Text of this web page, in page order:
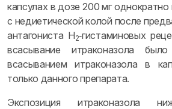
капсулах в дозе 200 мг
с недиетической колой после
антагониста H2‑гистаминовых
всасывание итраконазола
всасыванием итраконазола в
только данного препарата.
Экспозиция итраконазола